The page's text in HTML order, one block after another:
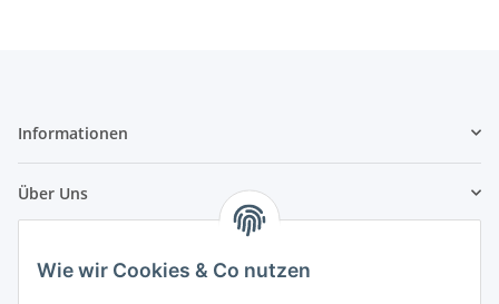
Informationen
Über Uns
Wie wir Cookies & Co nutzen